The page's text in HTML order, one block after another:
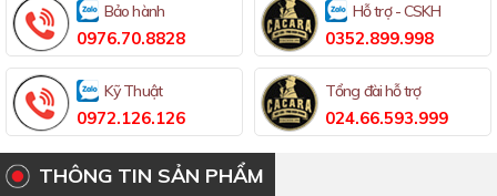
Bảo hành
0976.70.8828
Hỗ trợ - CSKH
0352.899.998
Kỹ Thuật
0972.126.126
Tổng đài hỗ trợ
024.66.593.999
THÔNG TIN SẢN PHẨM